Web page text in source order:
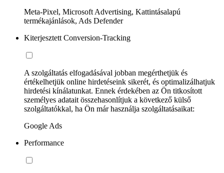
Meta-Pixel, Microsoft Advertising, Kattintásalapú
termékajánlások, Ads Defender
Kiterjesztett Conversion-Tracking
A szolgáltatás elfogadásával jobban megérthetjük és
értékelhetjük online hirdetéseink sikerét, és optimalizálhatjuk
hirdetési kínálatunkat. Ennek érdekében az Ön titkosított
személyes adatait összehasonlítjuk a következő külső
szolgáltatókkal, ha Ön már használja szolgáltatásaikat:
Google Ads
Performance